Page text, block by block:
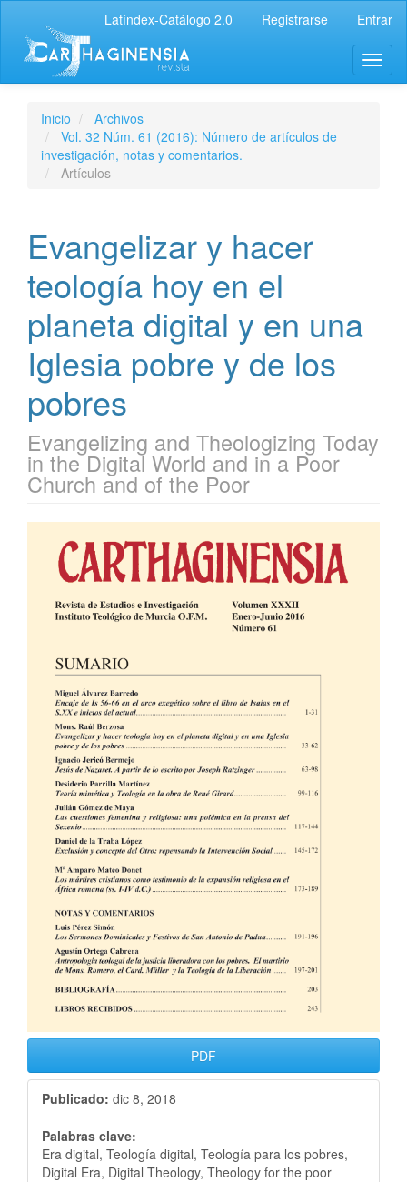
Latíndex-Catálogo 2.0 Registrarse Entrar
Inicio
Archivos
Vol. 32 Núm. 61 (2016): Número de artículos de
investigación, notas y comentarios.
Artículos
Evangelizar y hacer
teología hoy en el
planeta digital y en una
Iglesia pobre y de los
pobres
Evangelizing and Theologizing Today
in the Digital World and in a Poor
Church and of the Poor
PDF
Publicado: dic 8, 2018
Palabras clave:
Era digital, Teología digital, Teología para los pobres,
Digital Era, Digital Theology, Theology for the poor